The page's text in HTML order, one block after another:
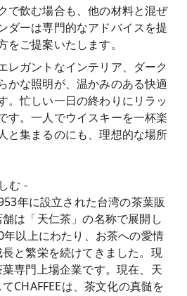
で飲む場合も、他の材料と混ぜ
ダーは専門的なアドバイスを提
ご提案いたします。
レガントなインテリア、ダーク
かな照明が、温かみのある快適
。忙しい一日の終わりにリラッ
す。一人でウイスキーを一杯楽
と集まるのにも、理想的な場所
む -
年に設立された台湾の茶葉販
は「天仁茶」の名称で展開し
以上にわたり、お茶への愛情
と繁栄を続けてきました。現
専門上場企業です。現在、天
CHAFFEEは、茶文化の真髄を